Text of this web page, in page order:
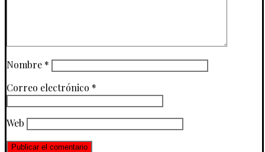
Nombre *
Correo electrónico *
Web